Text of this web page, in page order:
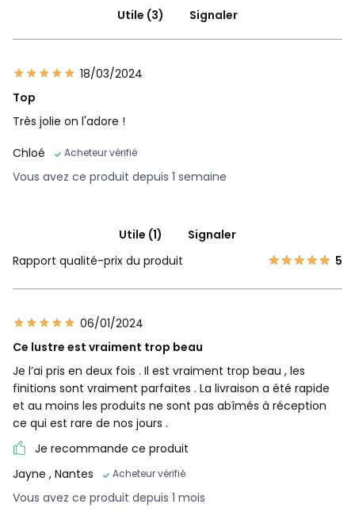
Utile (3) Signaler
18/03/2024
Top
Très jolie on l'adore !
Chloé
Acheteur vérifié
Vous avez ce produit depuis 1 semaine
Utile (1)
Signaler
Rapport qualité-prix du produit
5
06/01/2024
Ce lustre est vraiment trop beau
Je l’ai pris en deux fois . Il est vraiment trop beau , les
finitions sont vraiment parfaites . La livraison a été rapide
et au moins les produits ne sont pas abîmés à réception
ce qui est rare de nos jours .
Je recommande ce produit
Jayne , Nantes Acheteur vérifié
Vous avez ce produit depuis 1 mois